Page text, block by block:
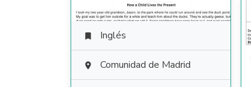
 Inglés
 Comunidad de Madrid